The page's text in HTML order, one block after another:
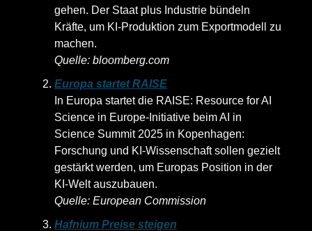
gehen. Der Staat plus Industrie bündeln
Kräfte, um KI‑Produktion zum Exportmodell zu
machen.
Quelle: bloomberg.com
Europa startet RAISE
In Europa startet die RAISE: Resource for AI
Science in Europe‑Initiative beim AI in
Science Summit 2025 in Kopenhagen:
Forschung und KI‑Wissenschaft sollen gezielt
gestärkt werden, um Europas Position in der
KI‑Welt auszubauen.
Quelle: European Commission
Hafnium Preise steigen